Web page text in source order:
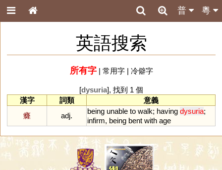
粵
普
英語搜索
所有字| 常用字| 冷僻字
[dysuria], 找到 1 個
漢字
詞類
意義
癃
adj.
being unable to walk; having dysuria;
infirm, being bent with age